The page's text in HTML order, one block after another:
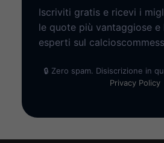
Iscriviti gratis e ricevi i
le quote più vantaggiose e
esperti sul
🔒 Zero spam. Disiscrizione in
Privacy Policy